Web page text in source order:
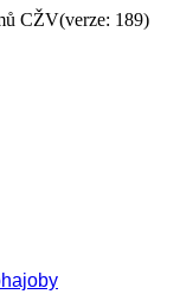
CŽV(verze: 189)